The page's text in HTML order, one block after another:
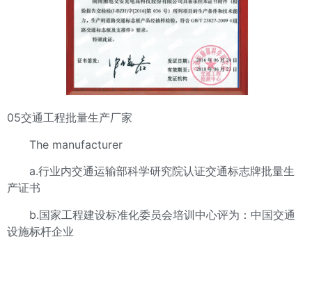
05交通工程批量生产厂家
The manufacturer
a.行业内交通运输部科学研究院认证交通标志牌批量生
产证书
b.国家工程建设标准化委员会培训中心评为：中国交通
设施标杆企业